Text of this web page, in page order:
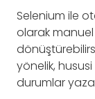
Selenium ile
olarak
yönelik,
durumlar